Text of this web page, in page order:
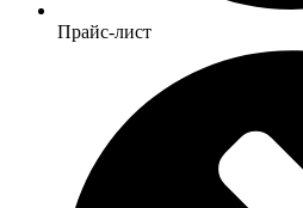
Прайс-лист